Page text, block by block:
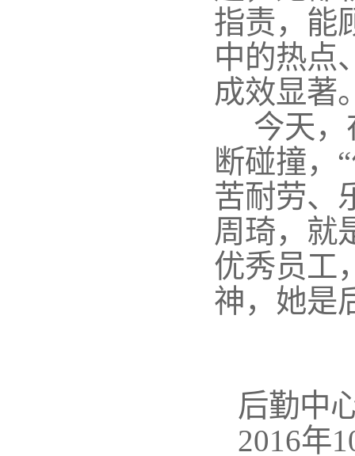
指责，能
中的热点
成效显著
今天
断碰撞，
苦耐劳、
周琦，就
优秀员工
神，她是
后勤中
2016年